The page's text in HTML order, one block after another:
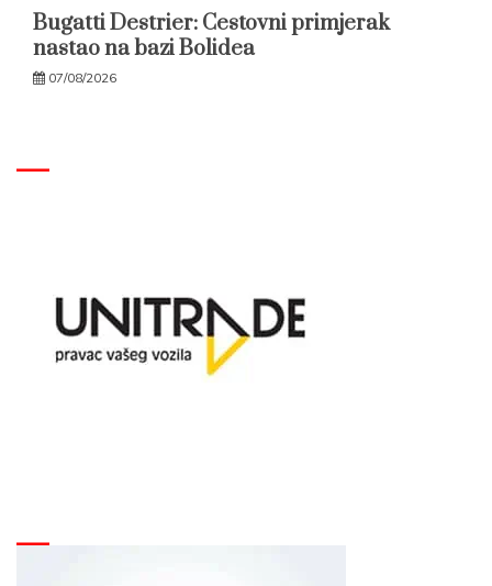
Bugatti Destrier: Cestovni primjerak
nastao na bazi Bolidea
07/08/2026